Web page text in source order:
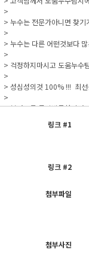
링크 #1
링크 #2
첨부파일
첨부사진